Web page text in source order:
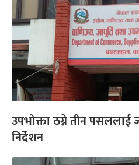
उपभोक्ता ठग्ने तीन पसललाई
निर्देशन